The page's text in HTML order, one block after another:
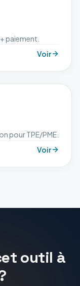
paiement.
Voir
pour TPE/PME.
Voir
outil à